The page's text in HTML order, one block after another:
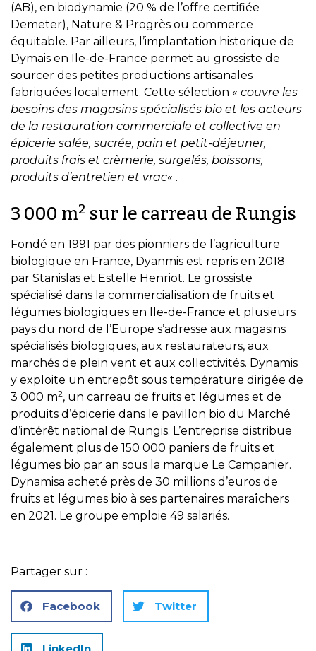
(AB), en biodynamie (20 % de l’offre certifiée
Demeter), Nature & Progrès ou commerce
équitable. Par ailleurs, l’implantation historique de
Dymais en Ile-de-France permet au grossiste de
sourcer des petites productions artisanales
fabriquées localement. Cette sélection « couvre les
besoins des magasins spécialisés bio et les acteurs
de la restauration commerciale et collective en
épicerie salée, sucrée, pain et petit-déjeuner,
produits frais et crèmerie, surgelés, boissons,
produits d’entretien et vrac« .
3 000 m2 sur le carreau de Rungis
Fondé en 1991 par des pionniers de l’agriculture
biologique en France, Dyanmis est repris en 2018
par Stanislas et Estelle Henriot. Le grossiste
spécialisé dans la commercialisation de fruits et
légumes biologiques en Ile-de-France et plusieurs
pays du nord de l’Europe s’adresse aux magasins
spécialisés biologiques, aux restaurateurs, aux
marchés de plein vent et aux collectivités. Dynamis
y exploite un entrepôt sous température dirigée de
3 000 m2, un carreau de fruits et légumes et de
produits d’épicerie dans le pavillon bio du Marché
d’intérêt national de Rungis. L’entreprise distribue
également plus de 150 000 paniers de fruits et
légumes bio par an sous la marque Le Campanier.
Dynamisa acheté près de 30 millions d’euros de
fruits et légumes bio à ses partenaires maraîchers
en 2021. Le groupe emploie 49 salariés.
Partager sur :
Facebook Twitter
LinkedIn